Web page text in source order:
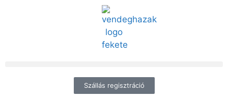
Szállás regisztráció